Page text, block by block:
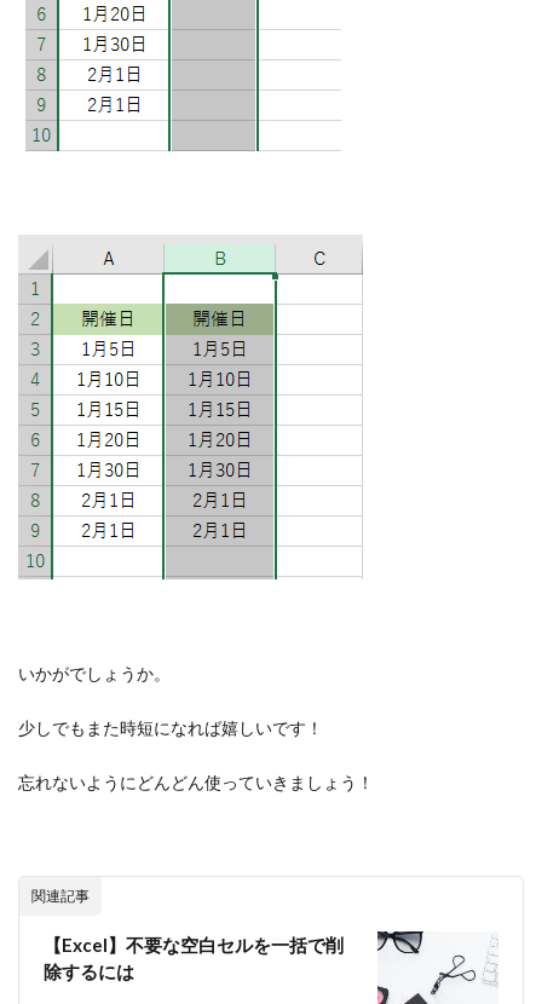
いかがでしょうか。
少しでもまた時短になれば嬉しいです！
忘れないようにどんどん使っていきましょう！
関連記事
【Excel】不要な空白セルを一括で削
除するには